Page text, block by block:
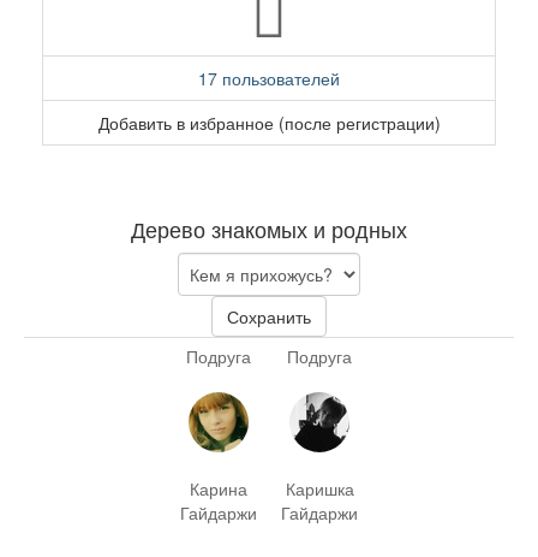
17 пользователей
Добавить в избранное (после регистрации)
Дерево знакомых и родных
Сохранить
Подруга
Карина
Гайдаржи
Подруга
Каришка
Гайдаржи